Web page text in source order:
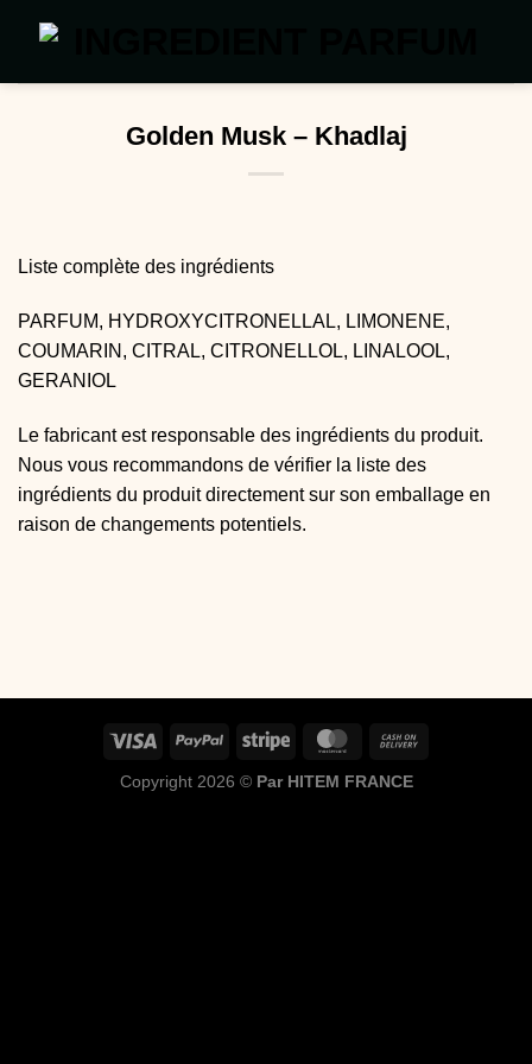
Golden Musk – Khadlaj
Liste complète des ingrédients
PARFUM, HYDROXYCITRONELLAL, LIMONENE,
COUMARIN, CITRAL, CITRONELLOL, LINALOOL,
GERANIOL
Le fabricant est responsable des ingrédients du produit.
Nous vous recommandons de vérifier la liste des
ingrédients du produit directement sur son emballage en
raison de changements potentiels.
Copyright 2026 © Par HITEM FRANCE